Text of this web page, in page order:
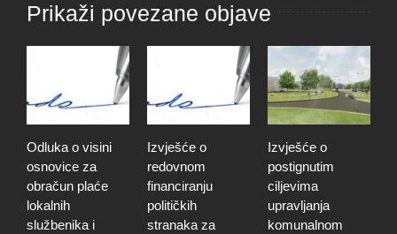
Prikaži povezane objave
Odluka o visini
osnovice za
obračun plaće
lokalnih
službenika i
Izvješće o
redovnom
financiranju
političkih
stranaka za
Izvješće o
postignutim
ciljevima
upravljanja
komunalnom